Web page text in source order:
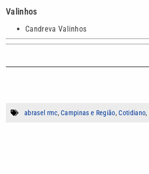
Valinhos
Candreva Valinhos
abrasel rmc,Campinas e Região,Cotidiano,